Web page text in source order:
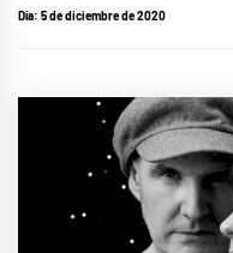
Día: 5 de diciembre de 2020